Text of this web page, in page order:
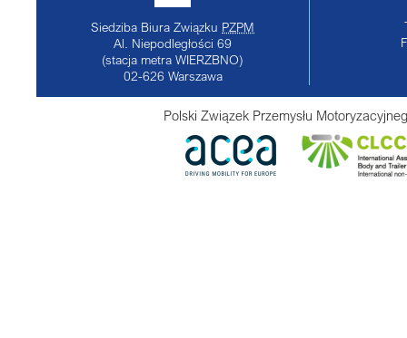
Siedziba Biura Związku PZPM
Al. Niepodległości 69
(stacja metra WIERZBNO)
02-626 Warszawa
Polski Związek Przemysłu